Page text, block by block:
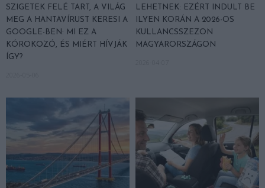
SZIGETEK FELÉ TART, A VILÁG
MEG A HANTAVÍRUST KERESI A
GOOGLE-BEN: MI EZ A
KÓROKOZÓ, ÉS MIÉRT HÍVJÁK
ÍGY?
LEHETNEK: EZÉRT INDULT BE
ILYEN KORÁN A 2026-OS
KULLANCSSZEZON
MAGYARORSZÁGON